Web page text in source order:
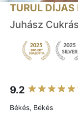
TURUL DÍJAS
Juhász
9.2
Békés, Békés